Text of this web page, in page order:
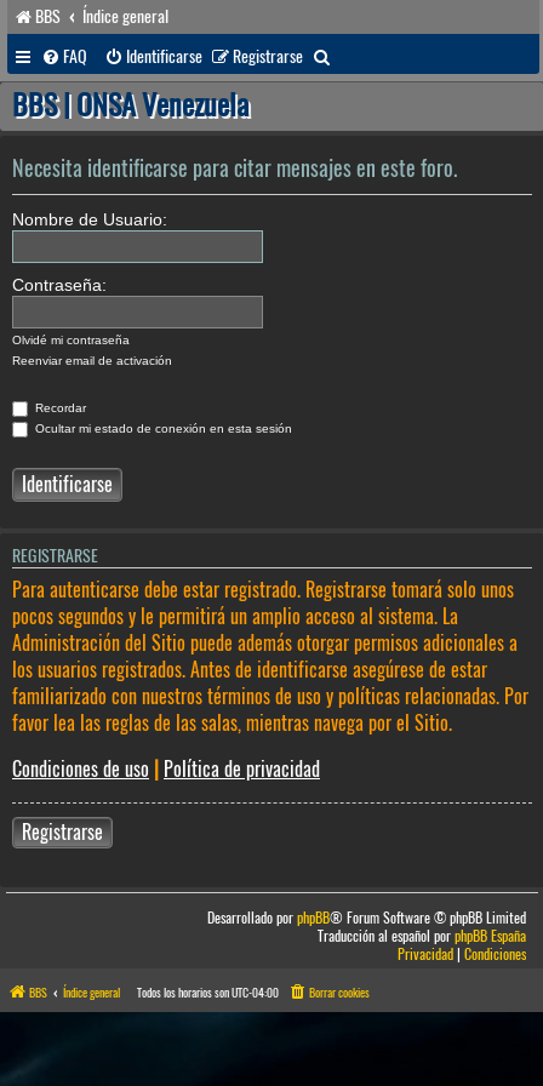
BBS
Índice general
FAQ
Identificarse Registrarse
u
c
a
BBS | ONSA Venezuela
Necesita identificarse para citar mensajes en este foro.
Nombre de Usuario:
Contraseña:
Olvidé mi contraseña
Reenviar email de activación
Recordar
Ocultar mi estado de conexión en esta sesión
REGISTRARSE
Para autenticarse debe estar registrado. Registrarse tomará solo unos
pocos segundos y le permitirá un amplio acceso al sistema. La
Administración del Sitio puede además otorgar permisos adicionales a
los usuarios registrados. Antes de identificarse asegúrese de estar
familiarizado con nuestros términos de uso y políticas relacionadas. Por
favor lea las reglas de las salas, mientras navega por el Sitio.
Condiciones de uso
Política de privacidad
Registrarse
Desarrollado porphpBB® Forum Software © phpBB Limited
Traducción al español porphpBB España
Privacidad|Condiciones
BBS Índice general Todos los horarios sonUTC-04:00 Borrar cookies